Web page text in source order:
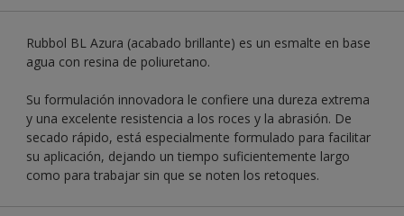
Rubbol BL Azura (acabado brillante) es un esmalte en base
agua con resina de poliuretano.
Su formulación innovadora le confiere una dureza extrema
y una excelente resistencia a los roces y la abrasión. De
secado rápido, está especialmente formulado para facilitar
su aplicación, dejando un tiempo suficientemente largo
como para trabajar sin que se noten los retoques.